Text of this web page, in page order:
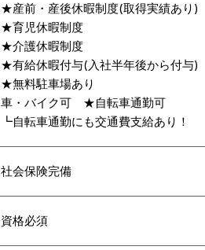
★産前・産後休暇制度(取得実績あり)
★育児休暇制度
★介護休暇制度
★有給休暇付与(入社半年後から付与)
★無料駐車場あり
車・バイク可 ★自転車通勤可
┗自転車通勤にも交通費支給あり！
社会保険完備
資格必須